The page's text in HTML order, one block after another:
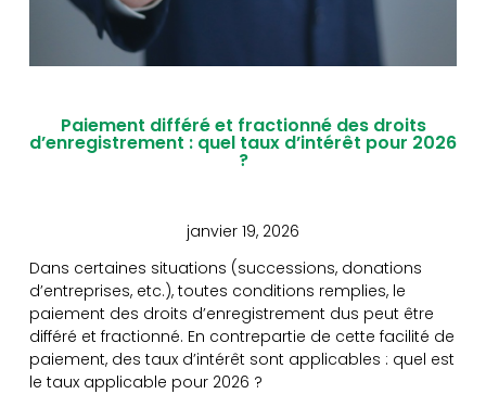
Paiement différé et fractionné des droits
d’enregistrement : quel taux d’intérêt pour 2026
?
janvier 19, 2026
Dans certaines situations (successions, donations
d’entreprises, etc.), toutes conditions remplies, le
paiement des droits d’enregistrement dus peut être
différé et fractionné. En contrepartie de cette facilité de
paiement, des taux d’intérêt sont applicables : quel est
le taux applicable pour 2026 ?